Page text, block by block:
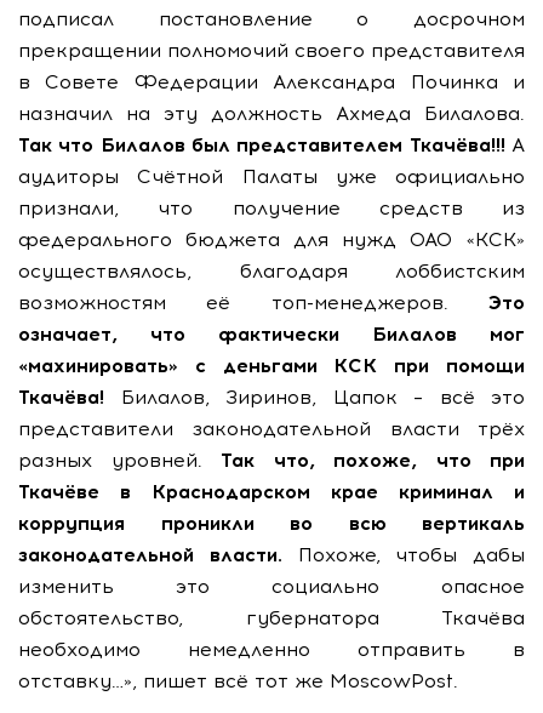
подписал постановление о досрочном
прекращении полномочий своего представителя
в Совете Федерации Александра Починка и
назначил на эту должность Ахмеда Билалова.
Так что Билалов был представителем Ткачёва!!! А
аудиторы Счётной Палаты уже официально
признали, что получение средств из
федерального бюджета для нужд ОАО «КСК»
осуществлялось, благодаря лоббистским
возможностям её топ-менеджеров. Это
означает, что фактически Билалов мог
«махинировать» с деньгами КСК при помощи
Ткачёва! Билалов, Зиринов, Цапок – всё это
представители законодательной власти трёх
разных уровней. Так что, похоже, что при
Ткачёве в Краснодарском крае криминал и
коррупция проникли во всю вертикаль
законодательной власти. Похоже, чтобы дабы
изменить это социально опасное
обстоятельство, губернатора Ткачёва
необходимо немедленно отправить в
отставку…», пишет всё тот же MoscowPost.